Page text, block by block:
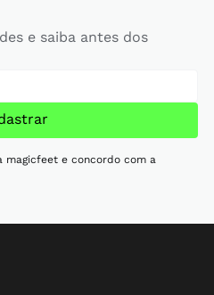
e saiba antes dos
e concordo com a